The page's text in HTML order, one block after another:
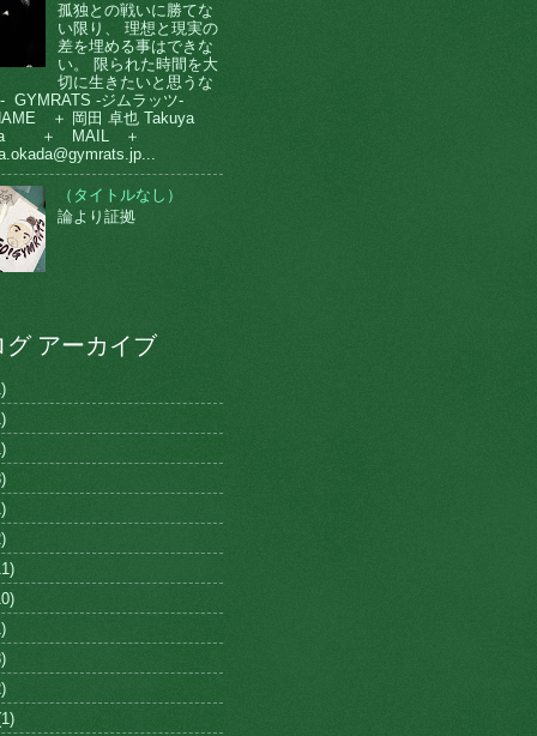
孤独との戦いに勝てな
い限り、 理想と現実の
差を埋める事はできな
い。 限られた時間を大
切に生きたいと思うな
GYMRATS -ジムラッツ-
＋ 岡田 卓也 Takuya
＋ MAIL ＋
（タイトルなし）
論より証拠
グ アーカイブ